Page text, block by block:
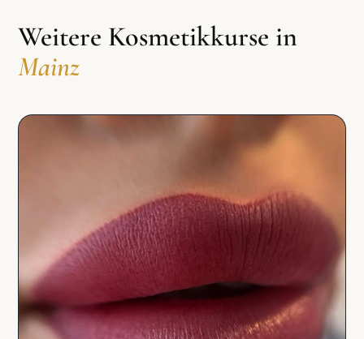
Weitere Kosmetikkurse in
Mainz